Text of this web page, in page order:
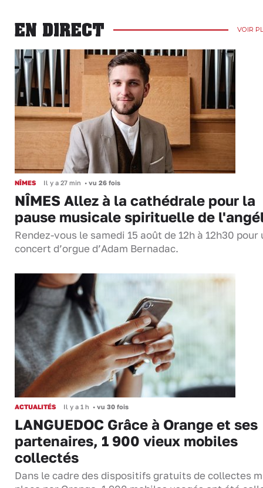
EN DIRECT VOIR
NÎMES Il y a 27 min • vu 26 fois
NÎMES Allez à la cathédrale pour la
pause musicale spirituelle de
Rendez-vous le samedi 15 août de 12h à 12h30 pour
concert d’orgue d’Adam Bernadac.
ACTUALITÉS Il y a 1 h • vu 30 fois
LANGUEDOC Grâce à Orange et ses
partenaires, 1 900 vieux mobiles
collectés
Dans le cadre des dispositifs gratuits de collectes